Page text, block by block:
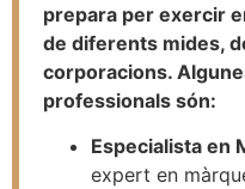
prepara per exercir
de diferents mides,
corporacions.
professionals són:
Especialista en
expert en